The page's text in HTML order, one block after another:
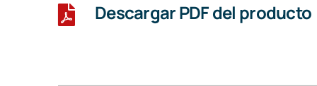
Descargar PDF del producto